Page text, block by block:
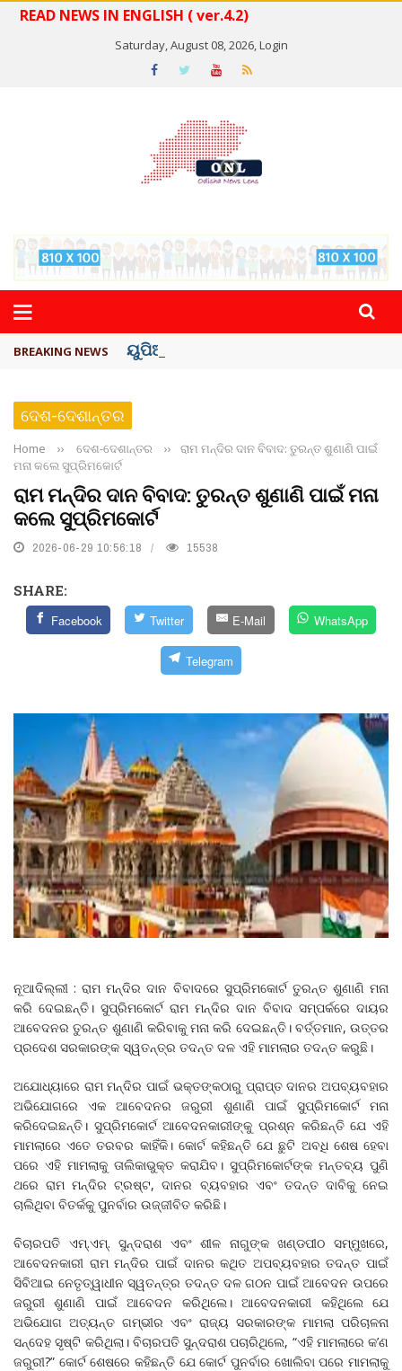
READ NEWS IN ENGLISH ( ver.4.2)
Saturday, August 08, 2026,Login
BREAKING NEWS ୟୁପିଆଇ ଓ ଅନ୍ୟାନ୍ୟ ଡିଜିଟାଲ୍ ନେଣଦେଣ ...
ଦେଶ-ଦେଶାନ୍ତର
Home ›› ଦେଶ-ଦେଶାନ୍ତର ››
ରାମ ମନ୍ଦିର ଦାନ ବିବାଦ: ତୁରନ୍ତ ଶୁଣାଣି ପାଇଁ
ମନା କଲେ ସୁପ୍ରିମକୋର୍ଟ
ରାମ ମନ୍ଦିର ଦାନ ବିବାଦ: ତୁରନ୍ତ ଶୁଣାଣି ପାଇଁ ମନା
କଲେ ସୁପ୍ରିମକୋର୍ଟ
2026-06-29 10:56:18 15538
SHARE:
Facebook Twitter E-Mail WhatsApp
Telegram
ନୂଆଦିଲ୍ଲୀ : ରାମ ମନ୍ଦିର ଦାନ ବିବାଦରେ ସୁପ୍ରିମକୋର୍ଟ ତୁରନ୍ତ ଶୁଣାଣି ମନା
କରି ଦେଇଛନ୍ତି। ସୁପ୍ରିମକୋର୍ଟ ରାମ ମନ୍ଦିର ଦାନ ବିବାଦ ସମ୍ପର୍କରେ ଦାୟର
ଆବେଦନର ତୁରନ୍ତ ଶୁଣାଣି କରିବାକୁ ମନା କରି ଦେଇଛନ୍ତି। ବର୍ତ୍ତମାନ, ଉତ୍ତର
ପ୍ରଦେଶ ସରକାରଙ୍କ ସ୍ୱତନ୍ତ୍ର ତଦନ୍ତ ଦଳ ଏହି ମାମଲାର ତଦନ୍ତ କରୁଛି।
ଅଯୋଧ୍ୟାରେ ରାମ ମନ୍ଦିର ପାଇଁ ଭକ୍ତଙ୍କଠାରୁ ପ୍ରାପ୍ତ ଦାନର ଅପବ୍ୟବହାର
ଅଭିଯୋଗରେ ଏକ ଆବେଦନର ଜରୁରୀ ଶୁଣାଣି ପାଇଁ ସୁପ୍ରିମକୋର୍ଟ ମନା
କରିଦେଇଛନ୍ତି। ସୁପ୍ରିମକୋର୍ଟ ଆବେଦନକାରୀଙ୍କୁ ପ୍ରଶ୍ନ କରିଛନ୍ତି ଯେ ଏହି
ମାମଲାରେ ଏତେ ତରବର କାହିଁକି। କୋର୍ଟ କହିଛନ୍ତି ଯେ ଛୁଟି ଅବଧି ଶେଷ ହେବା
ପରେ ଏହି ମାମଲାକୁ ତାଲିକାଭୁକ୍ତ କରାଯିବ। ସୁପ୍ରିମକୋର୍ଟଙ୍କ ମନ୍ତବ୍ୟ ପୁଣି
ଥରେ ରାମ ମନ୍ଦିର ଟ୍ରଷ୍ଟ, ଦାନର ବ୍ୟବହାର ଏବଂ ତଦନ୍ତ ଦାବିକୁ ନେଇ
ଚାଲିଥିବା ବିତର୍କକୁ ପୁନର୍ବାର ଉଜ୍ଜୀବିତ କରିଛି।
ବିଚାରପତି ଏମ୍.ଏମ୍. ସୁନ୍ଦରାଶ ଏବଂ ଶୀଳ ନାଗୁଙ୍କ ଖଣ୍ଡପୀଠ ସମ୍ମୁଖରେ,
ଆବେଦନକାରୀ ରାମ ମନ୍ଦିର ପାଇଁ ଦାନର କଥିତ ଅପବ୍ୟବହାର ତଦନ୍ତ ପାଇଁ
ସିବିଆଇ ନେତୃତ୍ୱାଧୀନ ସ୍ୱତନ୍ତ୍ର ତଦନ୍ତ ଦଳ ଗଠନ ପାଇଁ ଆବେଦନ ଉପରେ
ଜରୁରୀ ଶୁଣାଣି ପାଇଁ ଆବେଦନ କରିଥିଲେ। ଆବେଦନକାରୀ କହିଥିଲେ ଯେ
ଅଭିଯୋଗ ଅତ୍ୟନ୍ତ ଗମ୍ଭୀର ଏବଂ ରାଜ୍ୟ ସରକାରଙ୍କ ମାମଲା ପରିଚାଳନା
ସନ୍ଦେହ ସୃଷ୍ଟି କରିଥିଲା। ବିଚାରପତି ସୁନ୍ଦରାଶ ପଚାରିଥିଲେ, “ଏହି ମାମଲାରେ କ’ଣ
ଜରୁରୀ?” କୋର୍ଟ ଶେଷରେ କହିଛନ୍ତି ଯେ କୋର୍ଟ ପୁନର୍ବାର ଖୋଲିବା ପରେ ମାମଲାକୁ